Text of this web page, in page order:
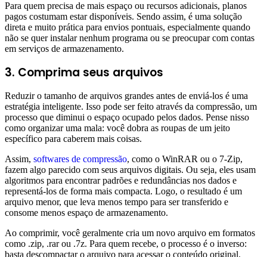
Para quem precisa de mais espaço ou recursos adicionais, planos
pagos costumam estar disponíveis. Sendo assim, é uma solução
direta e muito prática para envios pontuais, especialmente quando
não se quer instalar nenhum programa ou se preocupar com contas
em serviços de armazenamento.
3. Comprima seus arquivos
Reduzir o tamanho de arquivos grandes antes de enviá-los é uma
estratégia inteligente. Isso pode ser feito através da compressão, um
processo que diminui o espaço ocupado pelos dados. Pense nisso
como organizar uma mala: você dobra as roupas de um jeito
específico para caberem mais coisas.
Assim, softwares de compressão, como o WinRAR ou o 7-Zip,
fazem algo parecido com seus arquivos digitais. Ou seja, eles usam
algoritmos para encontrar padrões e redundâncias nos dados e
representá-los de forma mais compacta. Logo, o resultado é um
arquivo menor, que leva menos tempo para ser transferido e
consome menos espaço de armazenamento.
Ao comprimir, você geralmente cria um novo arquivo em formatos
como .zip, .rar ou .7z. Para quem recebe, o processo é o inverso:
basta descompactar o arquivo para acessar o conteúdo original.